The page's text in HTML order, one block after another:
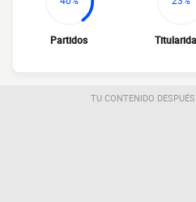
Partidos
TU CONTENIDO